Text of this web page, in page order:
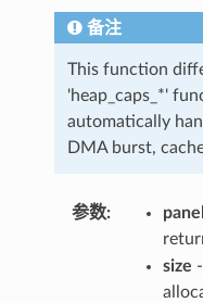
备注
This function
'heap_caps_*'
automatically
DMA burst,
参数: panel
size